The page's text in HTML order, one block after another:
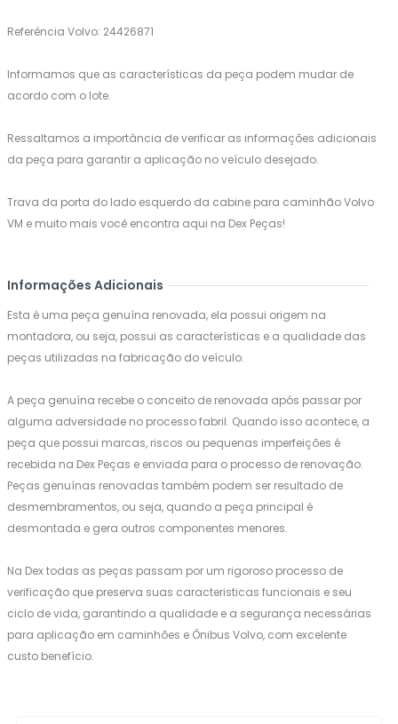
Referência Volvo: 24426871
Informamos que as características da peça podem mudar de
acordo com o lote.
Ressaltamos a importância de verificar as informações adicionais
da peça para garantir a aplicação no veículo desejado.
Trava da porta do lado esquerdo da cabine para caminhão Volvo
VM e muito mais você encontra aqui na Dex Peças!
Informações Adicionais
Esta é uma peça genuína renovada, ela possui origem na
montadora, ou seja, possui as características e a qualidade das
peças utilizadas na fabricação do veículo.
A peça genuína recebe o conceito de renovada após passar por
alguma adversidade no processo fabril. Quando isso acontece, a
peça que possui marcas, riscos ou pequenas imperfeições é
recebida na Dex Peças e enviada para o processo de renovação.
Peças genuínas renovadas também podem ser resultado de
desmembramentos, ou seja, quando a peça principal é
desmontada e gera outros componentes menores.
Na Dex todas as peças passam por um rigoroso processo de
verificação que preserva suas caracteristicas funcionais e seu
ciclo de vida, garantindo a qualidade e a segurança necessárias
para aplicação em caminhões e Ônibus Volvo, com excelente
custo benefício.